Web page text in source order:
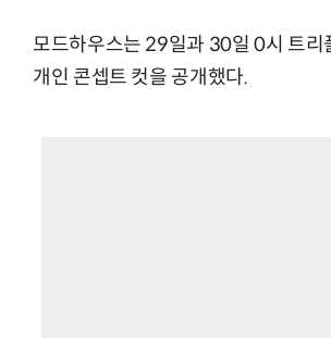
모드하우스는 29일과 30일 0시 트
개인 콘셉트 컷을 공개했다.